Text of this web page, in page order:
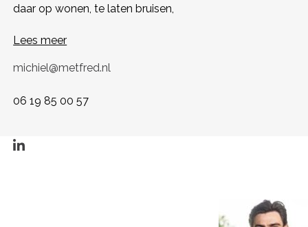
daar op wonen, te laten bruisen,
Lees meer
michiel@metfred.nl
06 19 85 00 57